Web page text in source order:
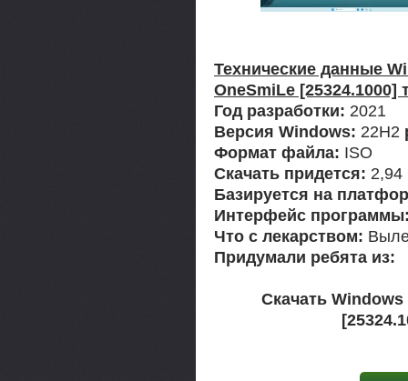
Технические данные
OneSmiLe [25324.1000]
Год разработки: 2021
Версия Windows: 22H2
Формат файла: ISO
Скачать придется: 2,94
Базируется на
Интерфейс
Что с лекарством:
Придумали ребята из:
Скачать Windows